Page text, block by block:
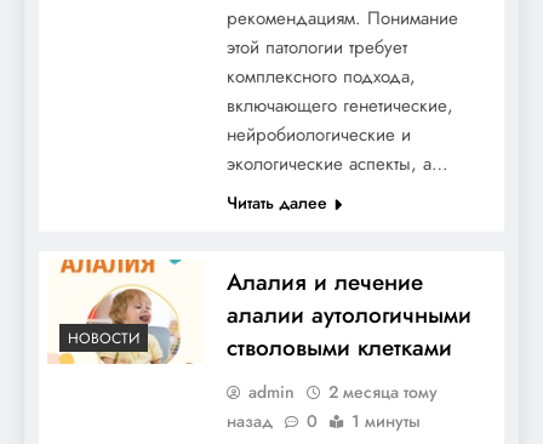
рекомендациям. Понимание
этой патологии требует
комплексного подхода,
включающего генетические,
нейробиологические и
экологические аспекты, а…
Читать далее
НОВОСТИ
Алалия и лечение
алалии аутологичными
стволовыми клетками
admin
2 месяца тому
назад
0 1 минуты